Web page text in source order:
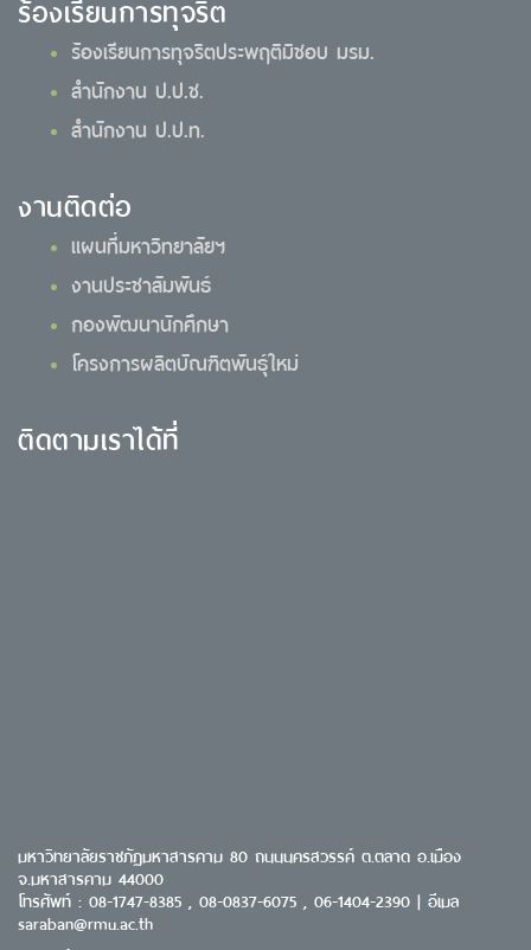
ร้องเรียนการทุจริต
ร้องเรียนการทุจริตประพฤติมิชอบ มรม.
สำนักงาน ป.ป.ช.
สำนักงาน ป.ป.ท.
งานติดต่อ
แผนที่มหาวิทยาลัยฯ
งานประชาสัมพันธ์
กองพัฒนานักศึกษา
โครงการผลิตบัณฑิตพันธุ์ใหม่
ติดตามเราได้ที่
มหาวิทยาลัยราชภัฏมหาสารคาม 80 ถนนนครสวรรค์ ต.ตลาด อ.เมือง
จ.มหาสารคาม 44000
โทรศัพท์ : 08-1747-8385 , 08-0837-6075 , 06-1404-2390 | อีเมล
saraban@rmu.ac.th